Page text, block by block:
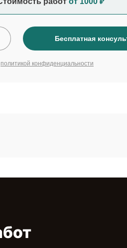
Бесплатная
политикой конфиденциальности